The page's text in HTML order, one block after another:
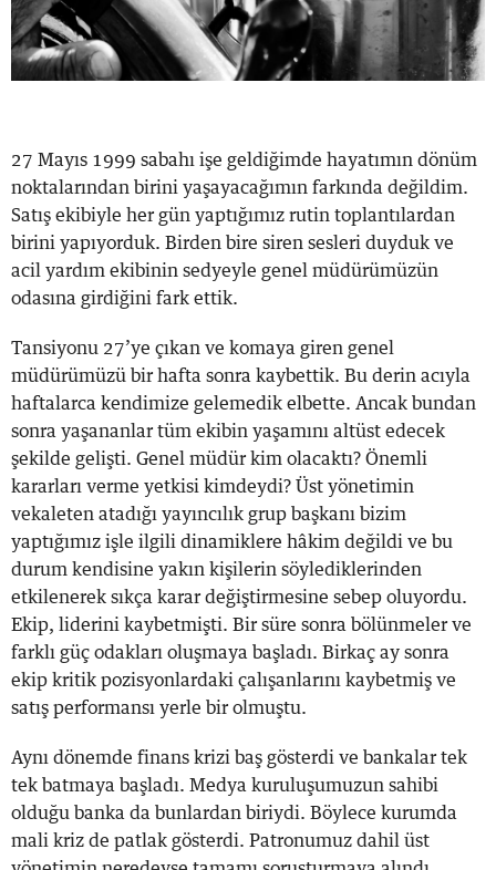
27 Mayıs 1999 sabahı işe geldiğimde hayatımın dönüm
noktalarından birini yaşayacağımın farkında değildim.
Satış ekibiyle her gün yaptığımız rutin toplantılardan
birini yapıyorduk. Birden bire siren sesleri duyduk ve
acil yardım ekibinin sedyeyle genel müdürümüzün
odasına girdiğini fark ettik.
Tansiyonu 27’ye çıkan ve komaya giren genel
müdürümüzü bir hafta sonra kaybettik. Bu derin acıyla
haftalarca kendimize gelemedik elbette. Ancak bundan
sonra yaşananlar tüm ekibin yaşamını altüst edecek
şekilde gelişti. Genel müdür kim olacaktı? Önemli
kararları verme yetkisi kimdeydi? Üst yönetimin
vekaleten atadığı yayıncılık grup başkanı bizim
yaptığımız işle ilgili dinamiklere hâkim değildi ve bu
durum kendisine yakın kişilerin söylediklerinden
etkilenerek sıkça karar değiştirmesine sebep oluyordu.
Ekip, liderini kaybetmişti. Bir süre sonra bölünmeler ve
farklı güç odakları oluşmaya başladı. Birkaç ay sonra
ekip kritik pozisyonlardaki çalışanlarını kaybetmiş ve
satış performansı yerle bir olmuştu.
Aynı dönemde finans krizi baş gösterdi ve bankalar tek
tek batmaya başladı. Medya kuruluşumuzun sahibi
olduğu banka da bunlardan biriydi. Böylece kurumda
mali kriz de patlak gösterdi. Patronumuz dahil üst